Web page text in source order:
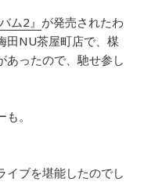
ム2』 が発売されたわ
田NU茶屋町店で、楳
あったので、馳せ参し
。
イブを堪能したのでし